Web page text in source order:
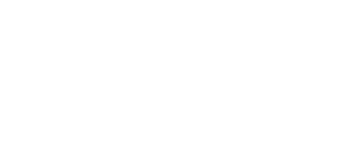
sind ein fester Bestandteil jeder
Bewertung ergreifen. Denn ebenso wenig, wie
Hier erfahren Sie mehr darüber, wie Sie Risiken